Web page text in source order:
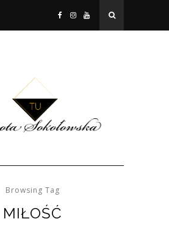
Browsing Tag
MIŁOŚĆ